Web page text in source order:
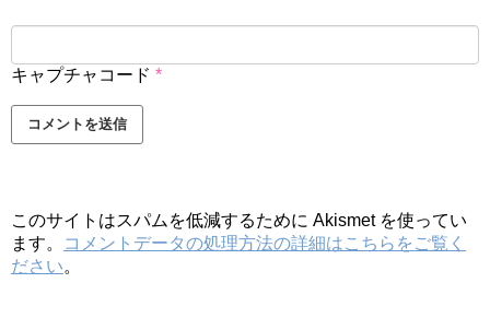
キャプチャコード *
このサイトはスパムを低減するために Akismet を使ってい
ます。
コメントデータの処理方法の詳細はこちらをご覧く
ださい。